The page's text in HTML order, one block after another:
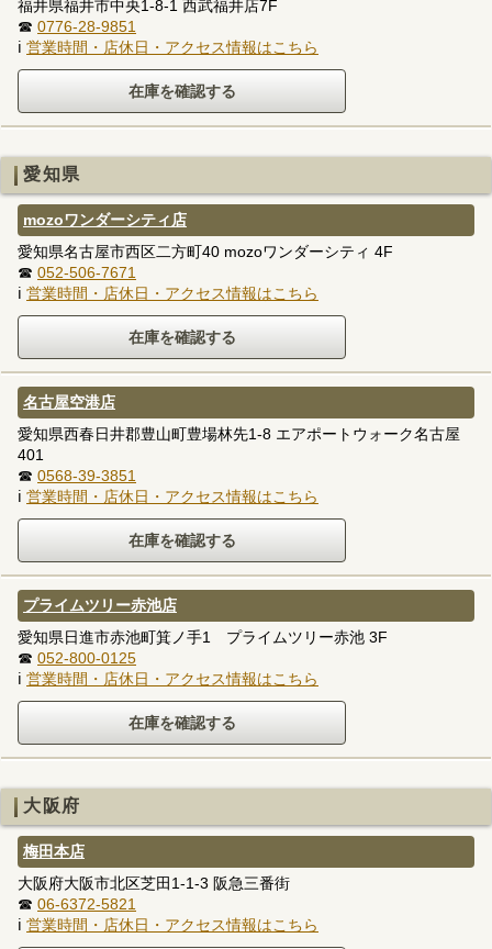
福井県福井市中央1-8-1 西武福井店7F
☎ 0776-28-9851
ℹ 営業時間・店休日・アクセス情報はこちら
愛知県
mozoワンダーシティ店
愛知県名古屋市西区二方町40 mozoワンダーシティ 4F
☎ 052-506-7671
ℹ 営業時間・店休日・アクセス情報はこちら
名古屋空港店
愛知県西春日井郡豊山町豊場林先1-8 エアポートウォーク名古屋
401
☎ 0568-39-3851
ℹ 営業時間・店休日・アクセス情報はこちら
プライムツリー赤池店
愛知県日進市赤池町箕ノ手1 プライムツリー赤池 3F
☎ 052-800-0125
ℹ 営業時間・店休日・アクセス情報はこちら
大阪府
梅田本店
大阪府大阪市北区芝田1-1-3 阪急三番街
☎ 06-6372-5821
ℹ 営業時間・店休日・アクセス情報はこちら